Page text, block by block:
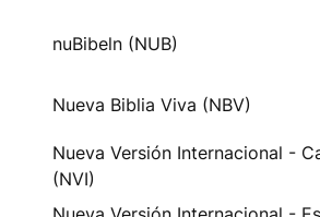
nuBibeln (NUB)
Nueva Biblia Viva (NBV)
Nueva Versión Internacional -
(NVI)